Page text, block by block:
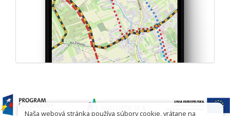
Naša webová stránka používa súbory cookie, vrátane na